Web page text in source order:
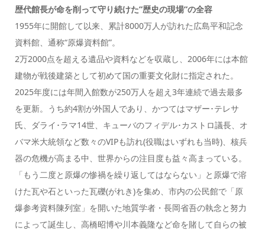
歴代館長が命を削って守り続けた”歴史の現場”の全容
1955年に開館して以来、累計8000万人が訪れた広島平和記念
資料館、通称“原爆資料館”。
2万2000点を超える遺品や資料などを収蔵し、2006年には本館
建物が戦後建築として初めて国の重要文化財に指定された。
2025年度には年間入館数が250万人を超え3年連続で過去最多
を更新。うち約4割が外国人であり、かつてはマザー･テレサ
氏、ダライ･ラマ14世、キューバのフィデル･カストロ議長、オ
バマ米大統領など数々のVIPも訪れ(役職はいずれも当時)、核兵
器の危機が高まる中、世界からの注目度も益々高まっている。
「もう二度と原爆の惨禍を繰り返してはならない」と原爆で溶
けた瓦や石といった瓦礫(がれき)を集め、市内の公民館で「原
爆参考資料陳列室」を開いた地質学者・長岡省吾の執念と努力
によって誕生し、高橋昭博や川本義隆など命を賭して自らの被